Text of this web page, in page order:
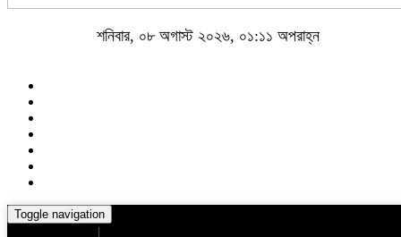
শনিবার, ০৮ অগাস্ট ২০২৬, ০১:১১ অপরাহ্ন
Toggle navigation